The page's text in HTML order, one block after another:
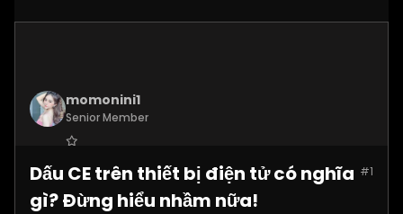
momonini1
Senior Member
Posts: 5399 #1
Dấu CE trên thiết bị điện tử có nghĩa
gì? Đừng hiểu nhầm nữa!